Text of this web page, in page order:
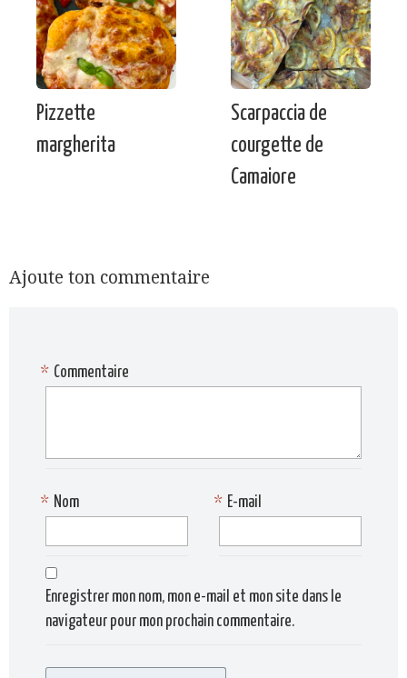
Pizzette
margherita
Scarpaccia de
courgette de
Camaiore
Ajoute ton commentaire
Commentaire
*
Nom
* E-mail
*
Enregistrer mon nom, mon e-mail et mon site dans le
navigateur pour mon prochain commentaire.